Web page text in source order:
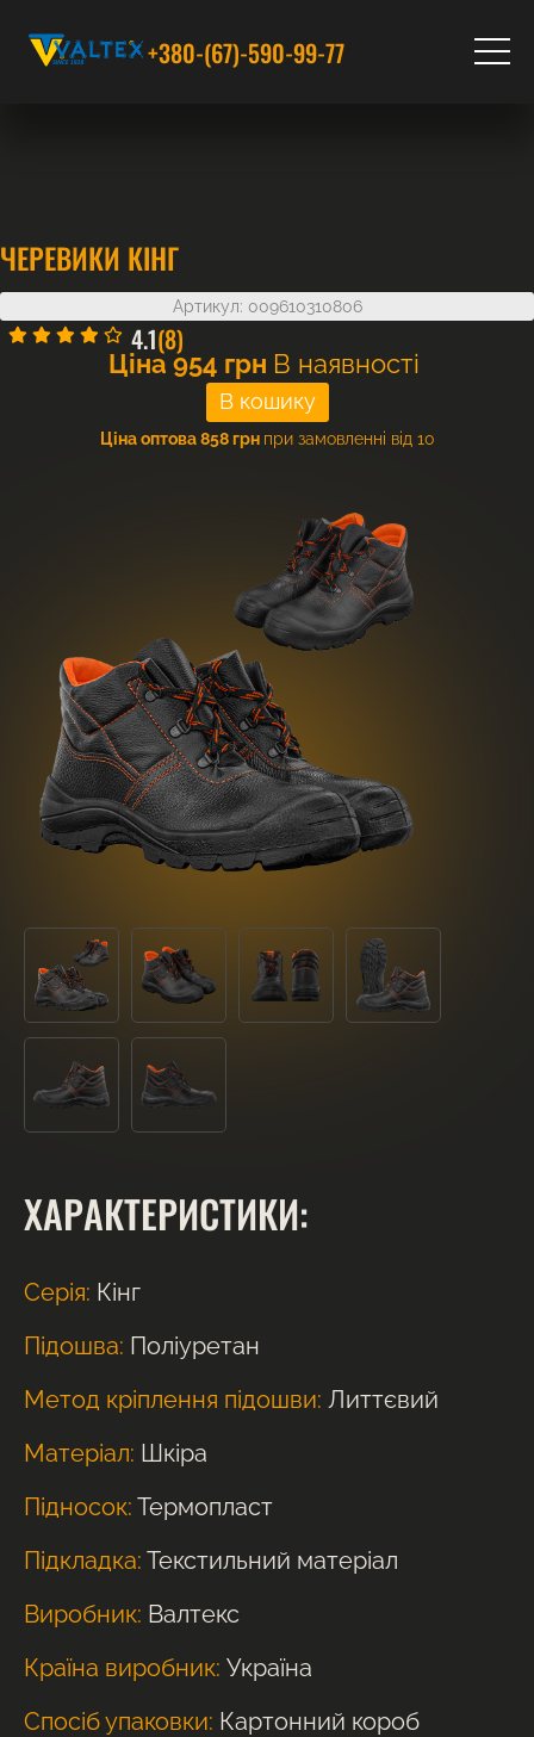
+380-(67)-590-99-77
ЧЕРЕВИКИ КІНГ
Артикул: 009610310806
4.1(8)
Ціна 954 грн В наявності
Ціна оптова 858 грн при замовленні від 10
ХАРАКТЕРИСТИКИ:
Серія: Кінг
Підошва: Поліуретан
Метод кріплення підошви: Литтєвий
Матеріал: Шкіра
Підносок: Термопласт
Підкладка: Текстильний матеріал
Виробник: Валтекс
Країна виробник: Україна
Спосіб упаковки: Картонний короб